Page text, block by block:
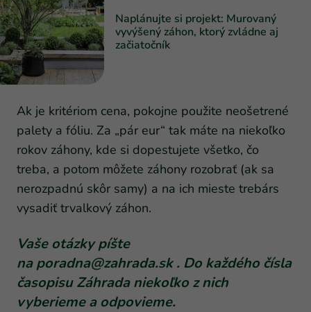
Naplánujte si projekt: Murovaný
vyvýšený záhon, ktorý zvládne aj
začiatočník
Ak je kritériom cena, pokojne použite neošetrené
palety a fóliu. Za „pár eur“ tak máte na niekoľko
rokov záhony, kde si dopestujete všetko, čo
treba, a potom môžete záhony rozobrať (ak sa
nerozpadnú skôr samy) a na ich mieste trebárs
vysadiť trvalkový záhon.
Vaše otázky píšte
naporadna@zahrada.sk. Do každého čísla
časopisu Záhrada niekoľko z nich
vyberieme a odpovieme.